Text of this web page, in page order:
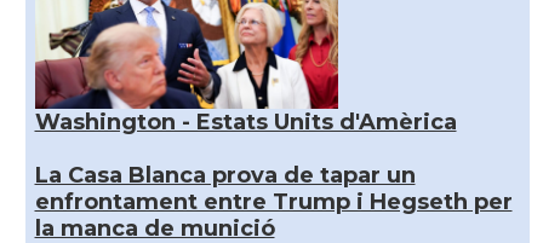
Washington - Estats Units d'Amèrica
La Casa Blanca prova de tapar un
enfrontament entre Trump i Hegseth per
la manca de munició